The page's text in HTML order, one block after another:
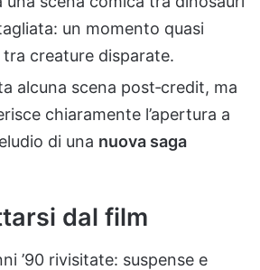
un momento quasi
creature disparate.
alcuna scena post‑credit, ma
chiaramente l’apertura a
di una nuova saga
dal film
’90 rivisitate: suspense e